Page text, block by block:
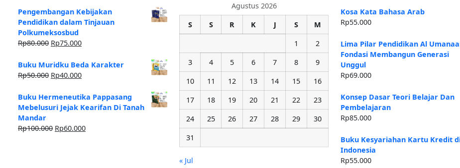
Pengembangan Kebijakan
Pendidikan dalam Tinjauan
Polkumeksosbud
Rp80.000 Rp75.000
Buku Muridku Beda Karakter
Rp50.000 Rp40.000
Buku Hermeneutika Pappasang
Mebelusuri Jejak Kearifan Di Tanah
Mandar
Rp100.000 Rp60.000
Agustus 2026
S
S R K J S
M
1
2
3
4 5 6 7 8
9
10
11 12 13 14 15
16
17
18 19 20 21 22
23
24
25 26 27 28 29
30
31
« Jul
Kosa Kata Bahasa Arab
Rp55.000
Lima Pilar Pendidikan Al
Fondasi Membangun Generasi
Unggul
Rp69.000
Konsep Dasar Teori Belajar Dan
Pembelajaran
Rp85.000
Buku Kesyariahan Kartu Kredit
Indonesia
Rp55.000